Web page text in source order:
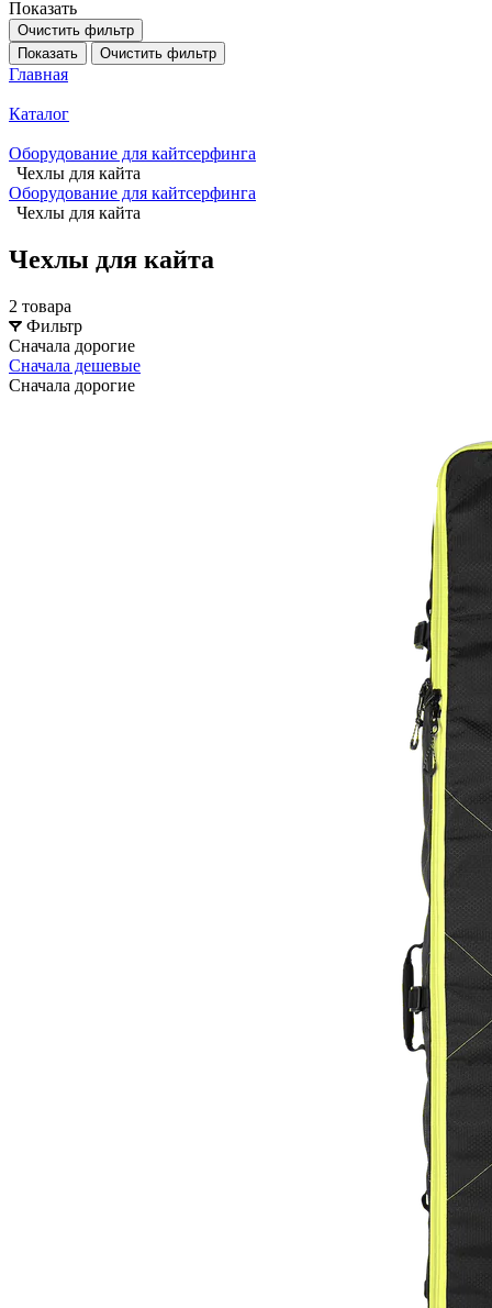
Показать
Очистить фильтр
Показать
Очистить фильтр
Главная
Каталог
Оборудование для кайтсерфинга
Чехлы для кайта
Оборудование для кайтсерфинга
Чехлы для кайта
Чехлы для кайта
2 товара
Фильтр
Сначала дорогие
Сначала дешевые
Сначала дорогие